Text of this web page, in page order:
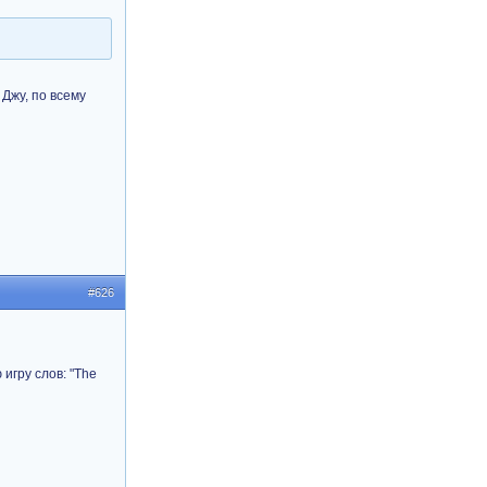
по всему
#626
слов: "The